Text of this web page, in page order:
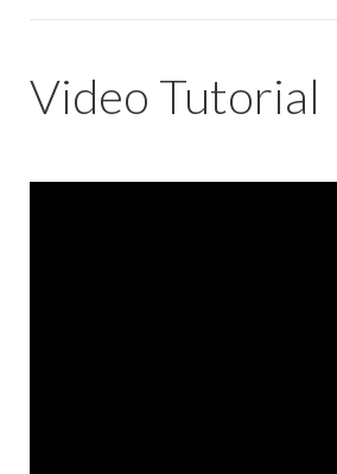
Video Tutorial